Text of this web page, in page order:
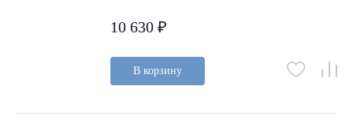
10 630 ₽
В корзину